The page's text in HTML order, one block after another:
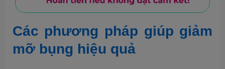
Các phương pháp giúp giảm
mỡ bụng hiệu quả